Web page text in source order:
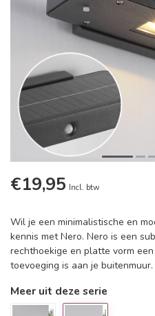
€19,95 Incl. btw
Wil je een minimalistische en
kennis met Nero. Nero is een
rechthoekige en platte vorm
toevoeging is aan je buitenmuur.
Meer uit deze serie